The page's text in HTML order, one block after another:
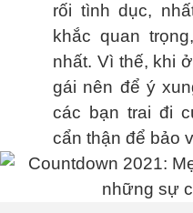
rối tình dục,
khắc quan
nhất. Vì thế, khi
gái nên để ý
các bạn trai đi
cẩn thận để bảo